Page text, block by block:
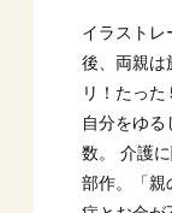
イラスト
後、両親は
リ！たっ
自分をゆ
数。 介護
部作。「親